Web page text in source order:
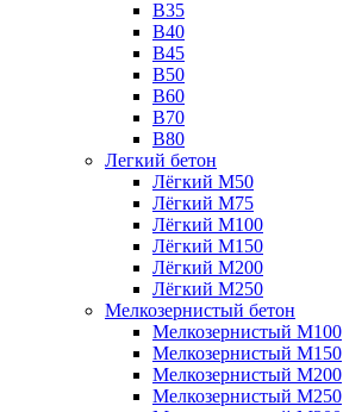
В35
B40
В45
B50
B60
B70
B80
Легкий бетон
Лёгкий М50
Лёгкий М75
Лёгкий М100
Лёгкий М150
Лёгкий М200
Лёгкий М250
Мелкозернистый бетон
Мелкозернистый М100
Мелкозернистый М150
Мелкозернистый М200
Мелкозернистый М250